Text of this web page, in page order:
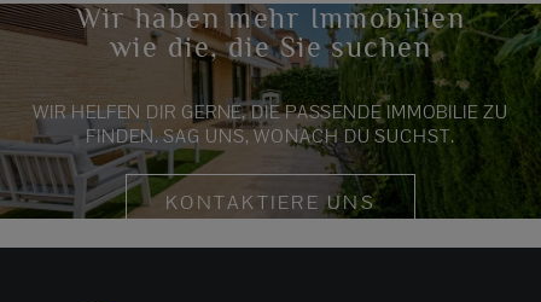
Wir haben mehr Immobilien
wie die, die Sie suchen
WIR HELFEN DIR GERNE, DIE PASSENDE IMMOBILIE ZU
FINDEN. SAG UNS, WONACH DU SUCHST.
KONTAKTIERE UNS